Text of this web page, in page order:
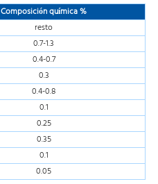
Composición química %
resto
0.7-1.3
0.4-0.7
0.3
0.4-0.8
0.1
0.25
0.35
0.1
0.05